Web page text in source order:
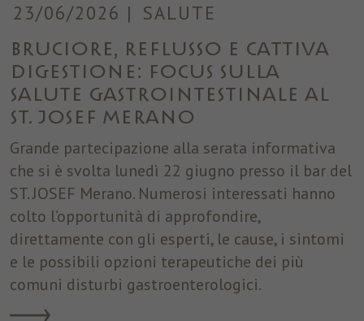
23/06/2026 | SALUTE
Bruciore, reflusso e cattiva
digestione: focus sulla
salute gastrointestinale al
ST. JOSEF Merano
Grande partecipazione alla serata informativa
che si è svolta lunedì 22 giugno presso il bar del
ST. JOSEF Merano. Numerosi interessati hanno
colto l’opportunità di approfondire,
direttamente con gli esperti, le cause, i sintomi
e le possibili opzioni terapeutiche dei più
comuni disturbi gastroenterologici.